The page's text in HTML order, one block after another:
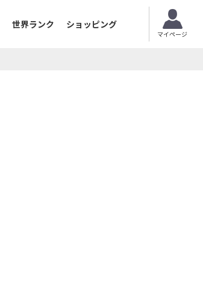
世界ランク ショッピング
マイページ